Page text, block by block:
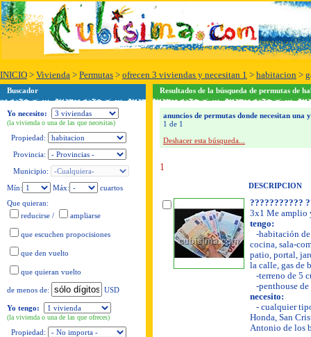
INICIO > Vivienda > Permutas > ofrecen 3 viviendas y necesitan 1 > habitacion >
Buscador
Yo necesito:
(la vivienda o una de las que necesitas)
Propiedad:
Provincia:
Municipio:
Mín:
Máx:
cuartos
Que quieran:
reducirse / ampliarse
que escuchen propocisiones
que den vuelto
que quieran vuelto
de menos de: USD
Yo tengo:
(la vivienda o una de las que ofreces)
Propiedad:
Resultados de la búsqueda de permutas de
anuncios de permutas donde necesitan
1 de 1
Deshacer esta búsqueda...
1
DESCRIPCION
???????????
3x1 Me amplio
tengo:
-habitación de
cocina, sala-
patio, portal,
la calle, gas de
-terreno de 5
-penthouse de
necesito:
- cualquier
Honda, San
Antonio de los